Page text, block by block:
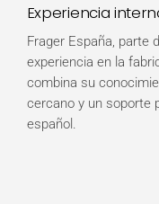
Experiencia
Frager España, parte
experiencia en la
combina su
cercano y un soporte
español.